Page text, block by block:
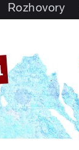
Rozhovory